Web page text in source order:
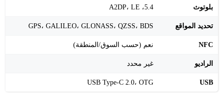
بلوتوث 5.4، A2DP، LE
تحديد المواقع GPS، GALILEO، GLONASS، QZSS، BDS
NFC نعم (حسب السوق/المنطقة)
الراديو غير محدد
USB USB Type-C 2.0، OTG